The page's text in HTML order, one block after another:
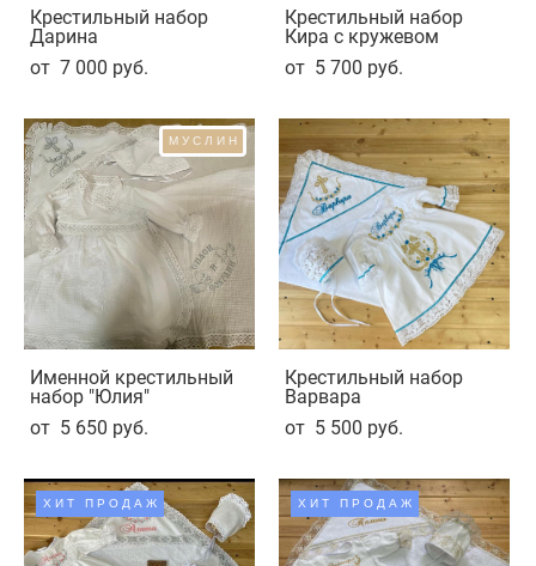
Крестильный набор
Дарина
от 7 000 pуб.
Крестильный набор
Кира с кружевом
от 5 700 pуб.
МУСЛИН
Именной крестильный
набор "Юлия"
от 5 650 pуб.
Крестильный набор
Варвара
от 5 500 pуб.
ХИТ ПРОДАЖ ХИТ ПРОДАЖ